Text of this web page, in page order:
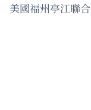
美國福州亭江聯